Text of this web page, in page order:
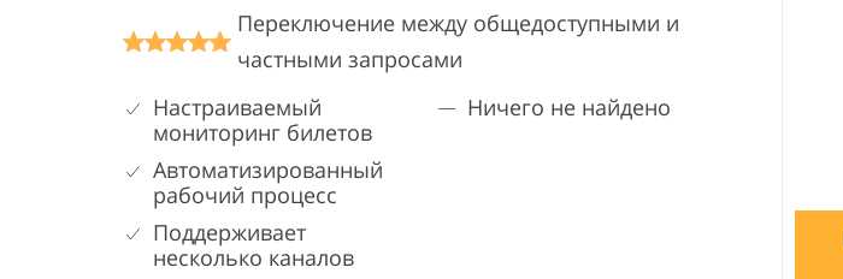
Переключение между общедоступными и
частными запросами
Настраиваемый
мониторинг билетов
Автоматизированный
рабочий процесс
Поддерживает
несколько каналов
Ничего не найдено